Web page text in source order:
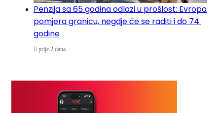
Penzija sa 65 godina odlazi u prošlost: Evropa
pomjera granicu, negdje će se raditi i do 74.
godine
prije 2 dana